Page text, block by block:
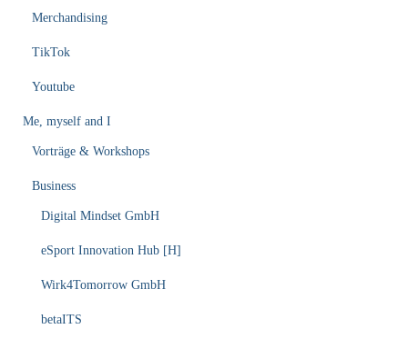
Merchandising
TikTok
Youtube
Me, myself and I
Vorträge & Workshops
Business
Digital Mindset GmbH
eSport Innovation Hub [H]
Wirk4Tomorrow GmbH
betaITS